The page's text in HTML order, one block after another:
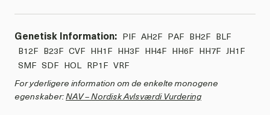
Genetisk Information: PIF AH2F PAF BH2F BLF
B12F B23F CVF HH1F HH3F HH4F HH6F HH7F JH1F
SMF SDF HOL RP1F VRF
For yderligere information om de enkelte monogene
egenskaber:NAV – Nordisk Avlsværdi Vurdering